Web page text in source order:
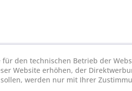
für den technischen Betrieb der
Website erhöhen, der
werden nur mit Ihrer